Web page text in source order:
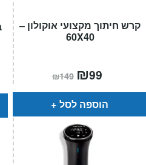
קרש חיתוך מקצועי אוקולון –
60X40
₪149 המחיר
המקורי
היה:
₪149.
₪99
הוא:
הוספה לסל